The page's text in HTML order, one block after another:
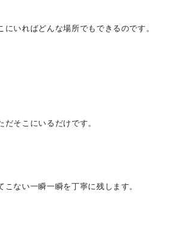
にいればどんな場所でもできるのです。
だそこにいるだけです。
こない一瞬一瞬を丁寧に残します。